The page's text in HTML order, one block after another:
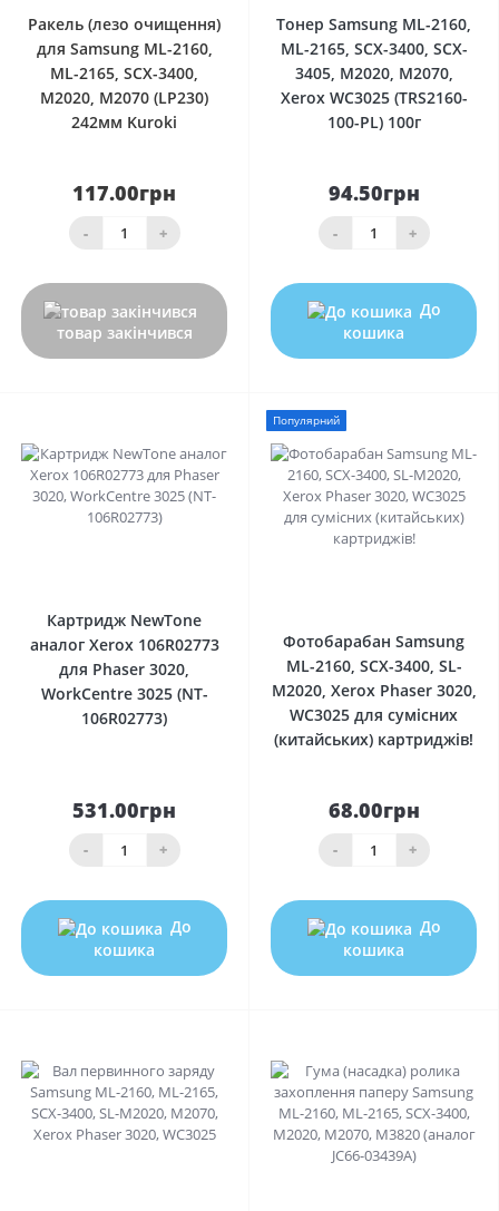
Ракель (лезо очищення)
для Samsung ML-2160,
ML-2165, SCX-3400,
M2020, M2070 (LP230)
242мм Kuroki
117.00грн
- +
товар закінчився
Тонер Samsung ML-2160,
ML-2165, SCX-3400, SCX-
3405, M2020, M2070,
Xerox WC3025 (TRS2160-
100-PL) 100г
94.50грн
- +
До
кошика
Картридж NewTone
аналог Xerox 106R02773
для Phaser 3020,
WorkCentre 3025 (NT-
106R02773)
531.00грн
- +
До
кошика
Популярний
Фотобарабан Samsung
ML-2160, SCX-3400, SL-
M2020, Xerox Phaser 3020,
WC3025 для сумісних
(китайських) картриджів!
68.00грн
- +
До
кошика